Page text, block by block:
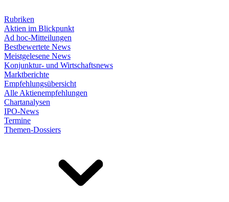
Rubriken
Aktien im Blickpunkt
Ad hoc-Mitteilungen
Bestbewertete News
Meistgelesene News
Konjunktur- und Wirtschaftsnews
Marktberichte
Empfehlungsübersicht
Alle Aktienempfehlungen
Chartanalysen
IPO-News
Termine
Themen-Dossiers